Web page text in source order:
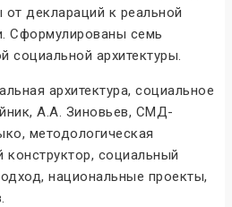
от деклараций к реальной
Сформулированы семь
социальной архитектуры.
архитектура, социальное
А.А. Зиновьев, СМД-
методологическая
конструктор, социальный
национальные проекты,